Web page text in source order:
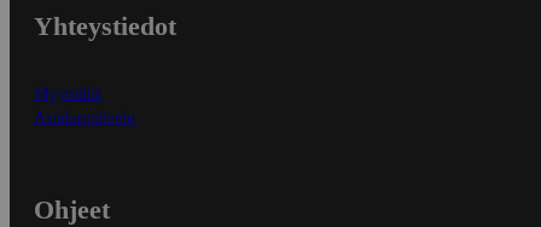
Yhteystiedot
Myymälät
Asiakaspalvelu
Ohjeet